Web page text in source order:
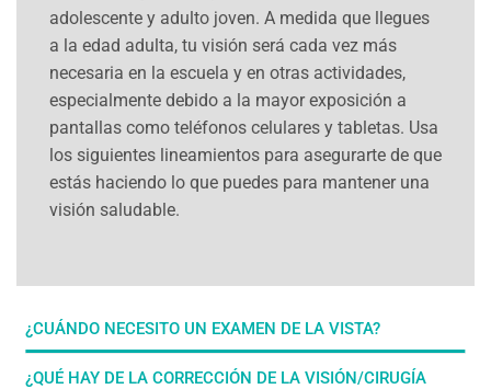
adolescente y adulto joven. A medida que llegues
a la edad adulta, tu visión será cada vez más
necesaria en la escuela y en otras actividades,
especialmente debido a la mayor exposición a
pantallas como teléfonos celulares y tabletas. Usa
los siguientes lineamientos para asegurarte de que
estás haciendo lo que puedes para mantener una
visión saludable.
¿CUÁNDO NECESITO UN EXAMEN DE LA VISTA?
¿QUÉ HAY DE LA CORRECCIÓN DE LA VISIÓN/CIRUGÍA